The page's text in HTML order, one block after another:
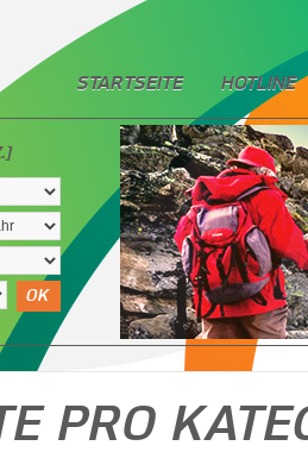
STARTSEITE HOTLINE
OK
PRO